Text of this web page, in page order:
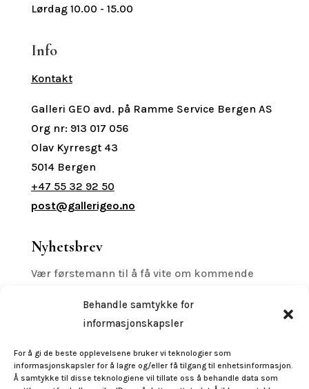
Behandle samtykke for
informasjonskapsler
For å gi de beste opplevelsene bruker vi teknologier som
informasjonskapsler for å lagre og/eller få tilgang til enhetsinformasjon.
Å samtykke til disse teknologiene vil tillate oss å behandle data som
Lørdag 10.00 - 15.00
Info
Kontakt
Galleri GEO avd. på Ramme Service Bergen AS
Org nr: 913 017 056
Olav Kyrresgt 43
5014 Bergen
+47 55 32 92 50
post@gallerigeo.no
Nyhetsbrev
Vær førstemann til å få vite om kommende
Subscribe